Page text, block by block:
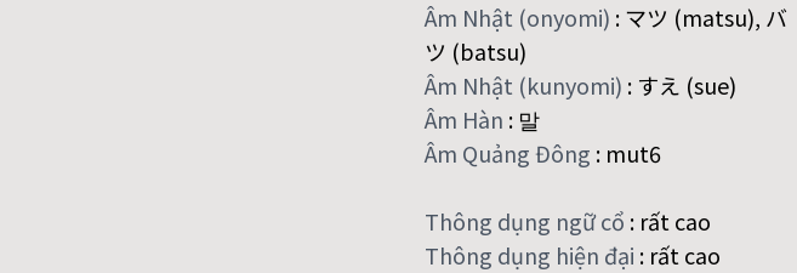
Âm Nhật (onyomi) :マツ (matsu), バ
ツ (batsu)
Âm Nhật (kunyomi) : すえ (sue)
Âm Hàn : 말
Âm Quảng Đông : mut6
Thông dụng ngữ cổ : rất cao
Thông dụng hiện đại : rất cao